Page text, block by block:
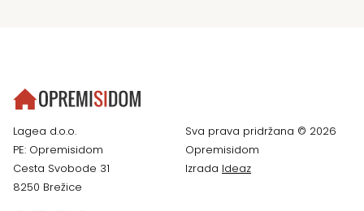
Lagea d.o.o.
PE: Opremisidom
Cesta Svobode 31
8250 Brežice
Sva prava pridržana © 2026
Opremisidom
Izrada Ideaz